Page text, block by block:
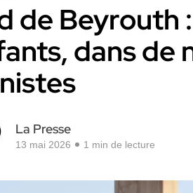
de Beyrouth
dans de
La Presse
13 mai 2026 1 min de lecture